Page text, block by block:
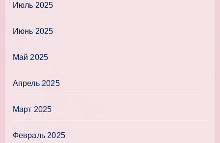
Июль 2025
Июнь 2025
Май 2025
Апрель 2025
Март 2025
Февраль 2025